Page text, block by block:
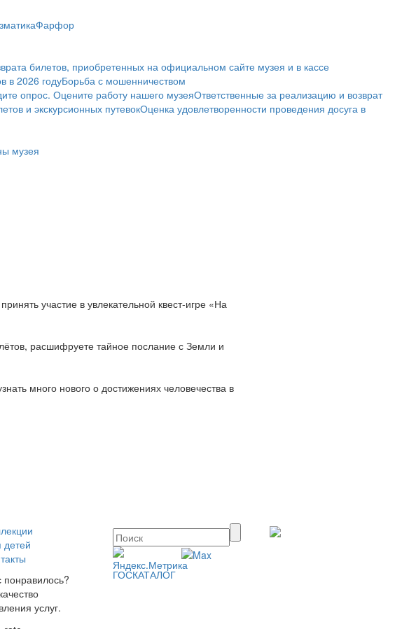
Фарфор
билетов, приобретенных на официальном сайте музея и в кассе
в 2026 годуБорьба с мошенничеством
опрос. Оцените работу нашего музеяОтветственные за реализацию и возврат
и экскурсионных путевокОценка удовлетворенности проведения досуга в
музея
участие в увлекательной квест-игре «На
расшифруете тайное послание с Земли и
много нового о достижениях человечества в
детей
услуг.
ГОСКАТАЛОГ